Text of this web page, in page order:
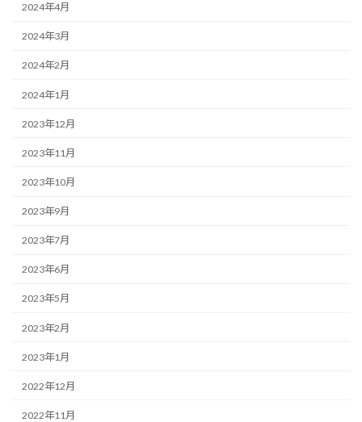
2024年4月
2024年3月
2024年2月
2024年1月
2023年12月
2023年11月
2023年10月
2023年9月
2023年7月
2023年6月
2023年5月
2023年2月
2023年1月
2022年12月
2022年11月